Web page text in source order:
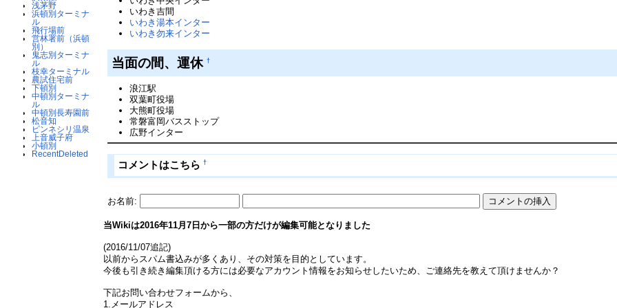
浅茅野
浜頓別ターミナ
ル
飛行場前
営林署前（浜頓
別）
鬼志別ターミナ
ル
枝幸ターミナル
農試住宅前
下頓別
中頓別ターミナ
ル
中頓別長寿園前
松音知
ピンネシリ温泉
上音威子府
小頓別
RecentDeleted
いわき吉間
いわき湯本インター
いわき勿来インター
当面の間、運休†
浪江駅
双葉町役場
大熊町役場
常磐富岡バスストップ
広野インター
コメントはこちら †
お名前:
当Wikiは2016年11月7日から一部の方だけが編集可能となりました
(2016/11/07追記)
以前からスパム書込みが多くあり、その対策を目的としています。
今後も引き続き編集頂ける方には必要なアカウント情報をお知らせしたいため、ご連絡先を教えて頂けませんか？
下記お問い合わせフォームから、
1.メールアドレス